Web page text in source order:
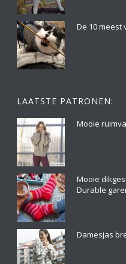
De 10
LAATSTE PATRONEN:
Mooie
Mooie
Durable
Damesjas